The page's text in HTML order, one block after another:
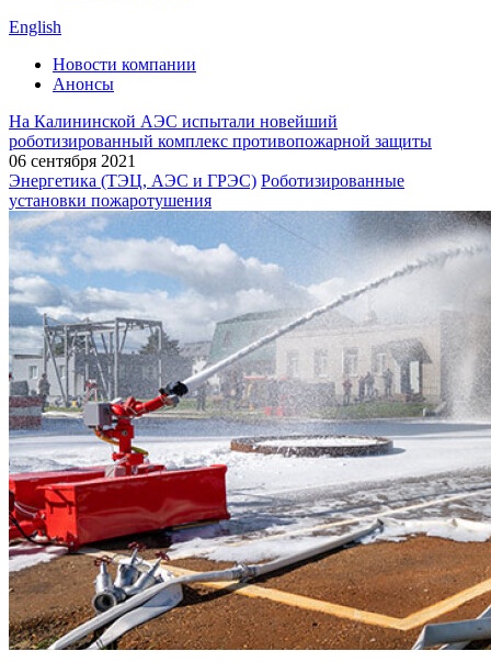
English
Новости компании
Анонсы
На Калининской АЭС испытали новейший
роботизированный комплекс противопожарной защиты
06 сентября 2021
Энергетика (ТЭЦ, АЭС и ГРЭС) Роботизированные
установки пожаротушения